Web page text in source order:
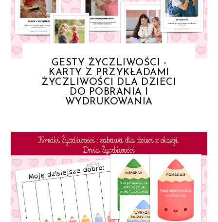
GESTY ŻYCZLIWOŚCI -
KARTY Z PRZYKŁADAMI
ŻYCZLIWOŚCI DLA DZIECI
DO POBRANIA I
WYDRUKOWANIA